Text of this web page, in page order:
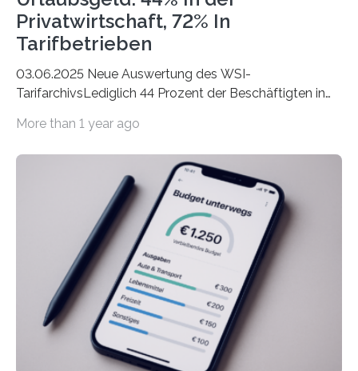
Privatwirtschaft, 72% In
Tarifbetrieben
03.06.2025 Neue Auswertung des WSI-
TarifarchivsLediglich 44 Prozent der Beschäftigten in
tarifgebundenen Betrieben ist der Anteil mit 72 Prozent
Unterkünfte fast überall deutlich teurer geworden. Für
viele Beschäftigte ist deshalb das zumeist im Juni oder
Juli ausgezahlte Urlaubsgeld ein wichtiger Faktor, um
sich den wohlverdienten Jahresurlaub leisten zu
können. Allerdings erhält mit 44 Prozent noch nicht
einmal die Hälfte aller Beschäftigten in der
Privatwirtschaft Urlaubsgeld. Zu diesem…
More than 1 year ago